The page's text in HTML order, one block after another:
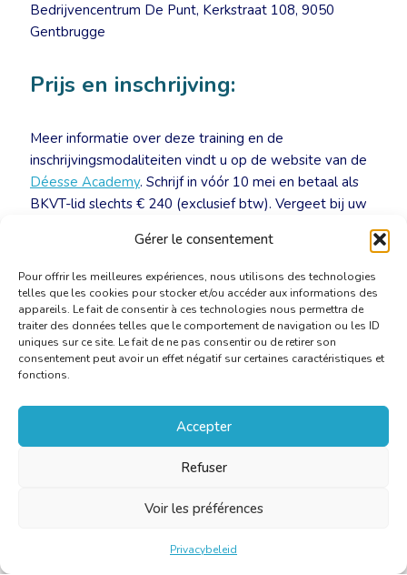
Gérer le consentement
Pour offrir les meilleures expériences, nous utilisons des technologies
telles que les cookies pour stocker et/ou accéder aux informations des
appareils. Le fait de consentir à ces technologies nous permettra de
traiter des données telles que le comportement de navigation ou les ID
uniques sur ce site. Le fait de ne pas consentir ou de retirer son
consentement peut avoir un effet négatif sur certaines caractéristiques et
fonctions.
Accepter
Refuser
Voir les préférences
Privacybeleid
Bedrijvencentrum De Punt, Kerkstraat 108, 9050
Gentbrugge
Prijs en inschrijving:
Meer informatie over deze training en de
inschrijvingsmodaliteiten vindt u op de website van de
Déesse Academy. Schrijf in vóór 10 mei en betaal als
BKVT-lid slechts € 240 (exclusief btw). Vergeet bij uw
deze training vernam.